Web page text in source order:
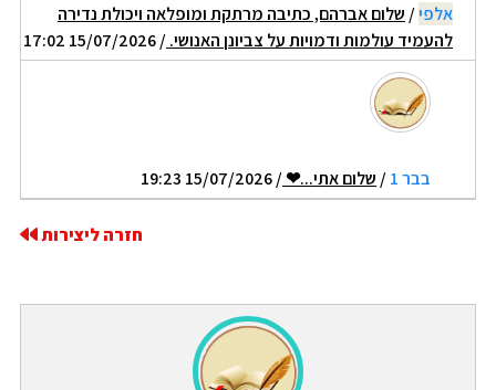
אלפי/ שלום אברהם, כתיבה מרתקת ומופלאה ויכולת נדירה
להעמיד עולמות ודמויות על צביונן האנושי./ 15/07/2026 17:02
בבר 1 / שלום אתי...❤/ 15/07/2026 19:23
חזרה ליצירות